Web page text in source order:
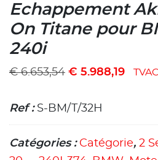
Echappement
On Titane pour
240i
€6.653,54 € 5.988,19 TVAC
Ref : S-BM/T/32H
Catégories : Catégorie, 2